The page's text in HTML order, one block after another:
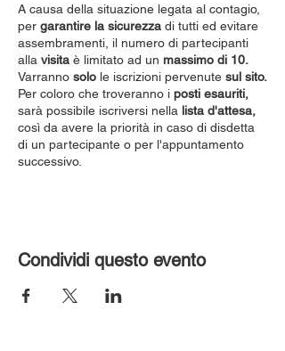
A causa della situazione legata al contagio,
per garantire la sicurezza di tutti ed evitare
assembramenti, il numero di partecipanti
alla visita è limitato ad un massimo di 10.
Varranno solo le iscrizioni pervenute sul sito.
Per coloro che troveranno i posti esauriti,
sarà possibile iscriversi nella lista d'attesa,
così da avere la priorità in caso di disdetta
di un partecipante o per l'appuntamento
successivo.
Condividi questo evento